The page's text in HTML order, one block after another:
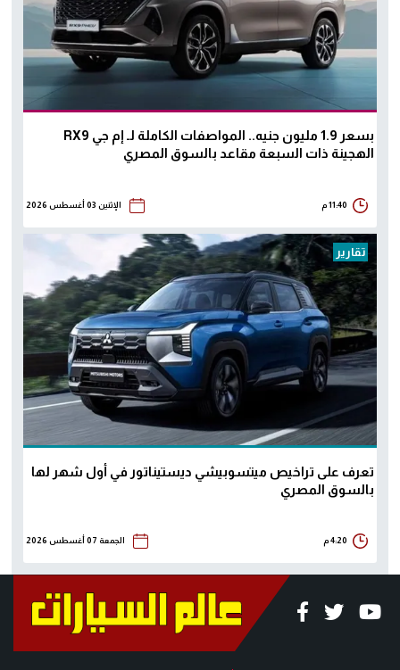
بسعر 1.9 مليون جنيه.. المواصفات الكاملة لـ إم جي RX9
الهجينة ذات السبعة مقاعد بالسوق المصري
11:40 م الإثنين 03 أغسطس 2026
تقارير
تعرف على تراخيص ميتسوبيشي ديستيناتور في أول شهر لها
بالسوق المصري
4:20 م الجمعة 07 أغسطس 2026